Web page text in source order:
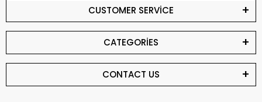
CUSTOMER SERVİCE
CATEGORİES
CONTACT US